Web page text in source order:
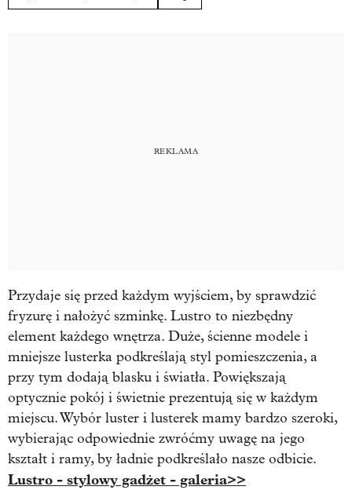
Przydaje się przed każdym wyjściem, by sprawdzić
fryzurę i nałożyć szminkę. Lustro to niezbędny
element każdego wnętrza. Duże, ścienne modele i
mniejsze lusterka podkreślają styl pomieszczenia, a
przy tym dodają blasku i światła. Powiększają
optycznie pokój i świetnie prezentują się w każdym
miejscu. Wybór luster i lusterek mamy bardzo szeroki,
wybierając odpowiednie zwróćmy uwagę na jego
kształt i ramy, by ładnie podkreślało nasze odbicie.
Lustro - stylowy gadżet - galeria>>